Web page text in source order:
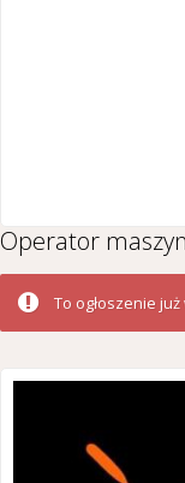
Operator maszyn
To ogłoszenie